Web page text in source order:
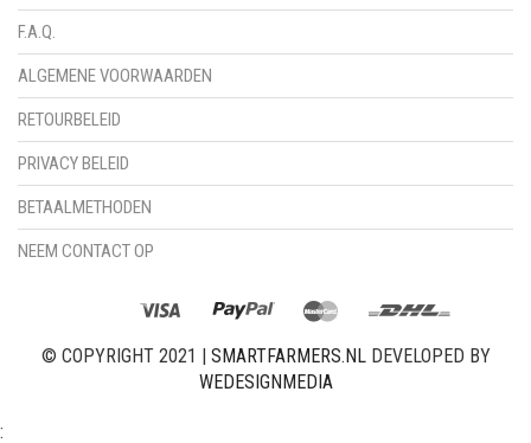
F.A.Q.
ALGEMENE VOORWAARDEN
RETOURBELEID
PRIVACY BELEID
BETAALMETHODEN
NEEM CONTACT OP
© COPYRIGHT 2021 | SMARTFARMERS.NLDEVELOPED BY
WEDESIGNMEDIA
: